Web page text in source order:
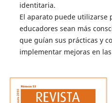
identitaria.
El aparato puede utilizarse
educadores sean más
que guían sus prácticas y
implementar mejoras en